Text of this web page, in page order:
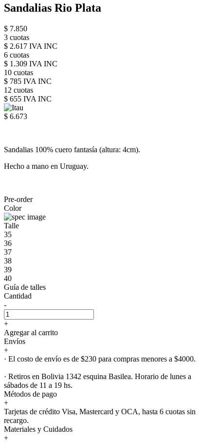
Sandalias Rio Plata
$ 7.850
3 cuotas
$ 2.617 IVA INC
6 cuotas
$ 1.309 IVA INC
10 cuotas
$ 785 IVA INC
12 cuotas
$ 655 IVA INC
$ 6.673
Sandalias 100% cuero fantasía (altura: 4cm).
Hecho a mano en Uruguay.
Pre-order
Color
Talle
35
36
37
38
39
40
Guía de talles
Cantidad
-
+
Agregar al carrito
Envíos
+
· El costo de envío es de $230 para compras menores a $4000.
· Retiros en Bolivia 1342 esquina Basilea. Horario de lunes a
sábados de 11 a 19 hs.
Métodos de pago
+
Tarjetas de crédito Visa, Mastercard y OCA, hasta 6 cuotas sin
recargo.
Materiales y Cuidados
+